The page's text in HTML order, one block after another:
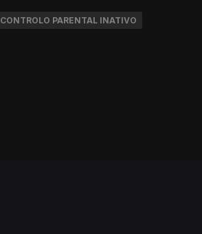
CONTROLO PARENTAL INATIVO